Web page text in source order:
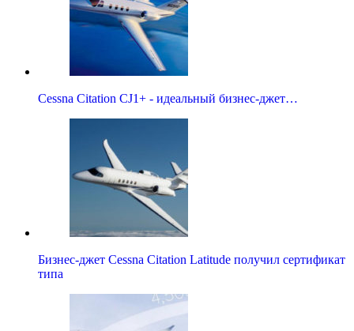
Cessna Citation CJ1+ - идеальный бизнес-джет…
Бизнес-джет Cessna Citation Latitude получил сертификат
типа